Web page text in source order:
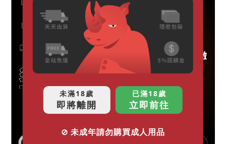
未滿18歲
即將離開
已滿18歲
立即前往
⊘ 未成年請勿購買成人用品